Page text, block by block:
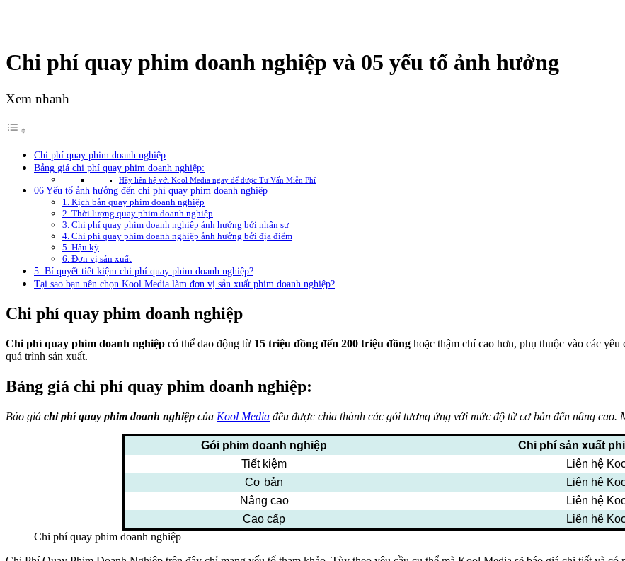
Chi phí quay phim doanh nghiệp và 05 yếu tố ảnh hưởng
Xem nhanh
Chi phí quay phim doanh nghiệp
Bảng giá chi phí quay phim doanh nghiệp:
Hãy liên hệ với Kool Media ngay để được Tư Vấn Miễn Phí
06 Yếu tố ảnh hưởng đến chi phí quay phim doanh nghiệp
1. Kịch bản quay phim doanh nghiệp
2. Thời lượng quay phim doanh nghiệp
3. Chi phí quay phim doanh nghiệp ảnh hưởng bởi nhân sự
4. Chi phí quay phim doanh nghiệp ảnh hưởng bởi địa điểm
5. Hậu kỳ
6. Đơn vị sản xuất
5. Bí quyết tiết kiệm chi phí quay phim doanh nghiệp?
Tại sao bạn nên chọn Kool Media làm đơn vị sản xuất phim doanh nghiệp?
Chi phí quay phim doanh nghiệp
Chi phí quay phim doanh nghiệp có thể dao động từ 15 triệu đồng đến 200 triệu đồng hoặc thậm chí cao hơn, phụ thuộc vào các
quá trình sản xuất.
Bảng giá chi phí quay phim doanh nghiệp:
Báo giá chi phí quay phim doanh nghiệp của Kool Media đều được chia thành các gói tương ứng với mức độ từ cơ bản đến nâng cao.
Gói phim doanh nghiệp
Chi phí sản xuất
Tiết kiệm
Liên hệ
Cơ bản
Liên hệ
Nâng cao
Liên hệ
Cao cấp
Liên hệ
Chi phí quay phim doanh nghiệp